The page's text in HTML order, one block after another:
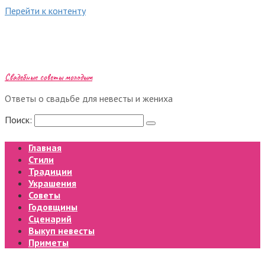
Перейти к контенту
Свадебные советы молодым
Ответы о свадьбе для невесты и жениха
Поиск:
Главная
Стили
Традиции
Украшения
Советы
Годовщины
Сценарий
Выкуп невесты
Приметы